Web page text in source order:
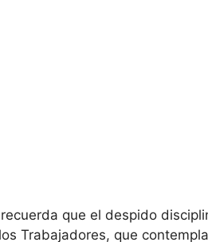
que el despido
Trabajadores, que